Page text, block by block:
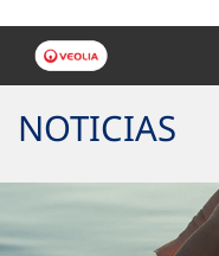
NOTICIAS